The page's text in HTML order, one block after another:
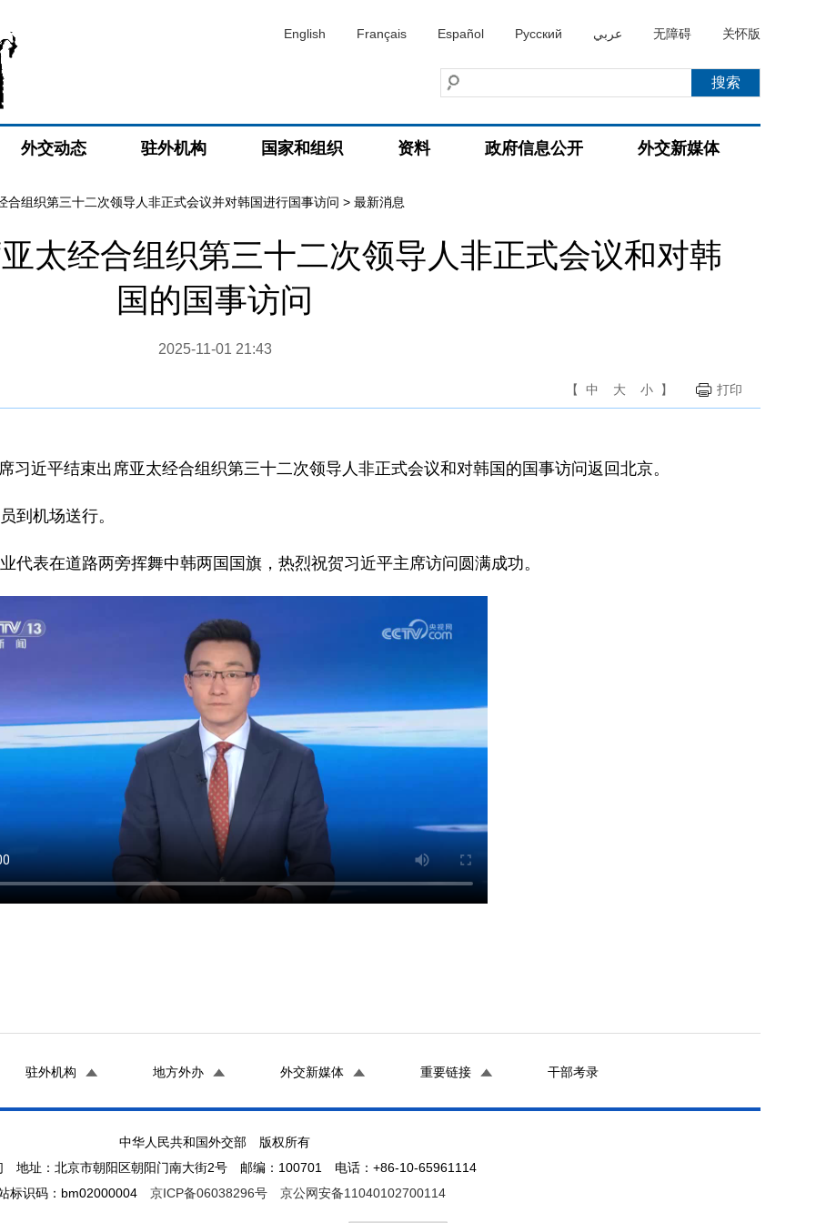
English Français Español Русский عربي 无障碍 关怀版
外交动态 驻外机构 国家和组织 资料 政府信息公开 外交新媒体
合组织第三十二次领导人非正式会议并对韩国进行国事访问 > 最新消息
太经合组织第三十二次领导人非正式会议和对韩
国的国事访问
2025-11-01 21:43
【 中 大 小 】 打印
习近平结束出席亚太经合组织第三十二次领导人非正式会议和对韩国的国事访问返回北京。
到机场送行。
代表在道路两旁挥舞中韩两国国旗，热烈祝贺习近平主席访问圆满成功。
驻外机构 地方外办 外交新媒体 重要链接 干部考录
中华人民共和国外交部 版权所有
地址：北京市朝阳区朝阳门南大街2号 邮编：100701 电话：+86-10-65961114
标识码：bm02000004 京ICP备06038296号 京公网安备11040102700114